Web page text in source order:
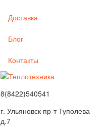
Доставка
Блог
Контакты
8(8422)540541
г. Ульяновск пр-т Туполева
д.7